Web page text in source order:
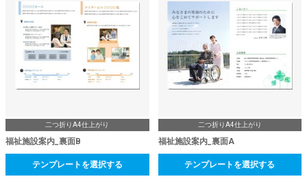
二つ折りA4仕上がり
福祉施設案内_裏面B
テンプレートを選択する
二つ折りA4仕上がり
福祉施設案内_裏面A
テンプレートを選択する